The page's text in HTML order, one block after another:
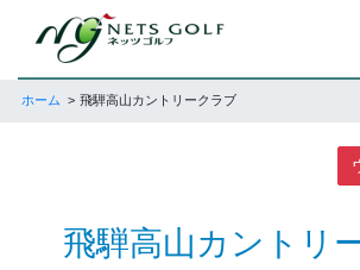
ホーム 飛騨高山カントリークラブ
飛騨高山カントリ